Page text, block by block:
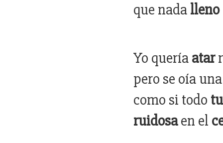
que nadalleno
Yo queríaatar
pero se oía
como si todo
ruidosaen el